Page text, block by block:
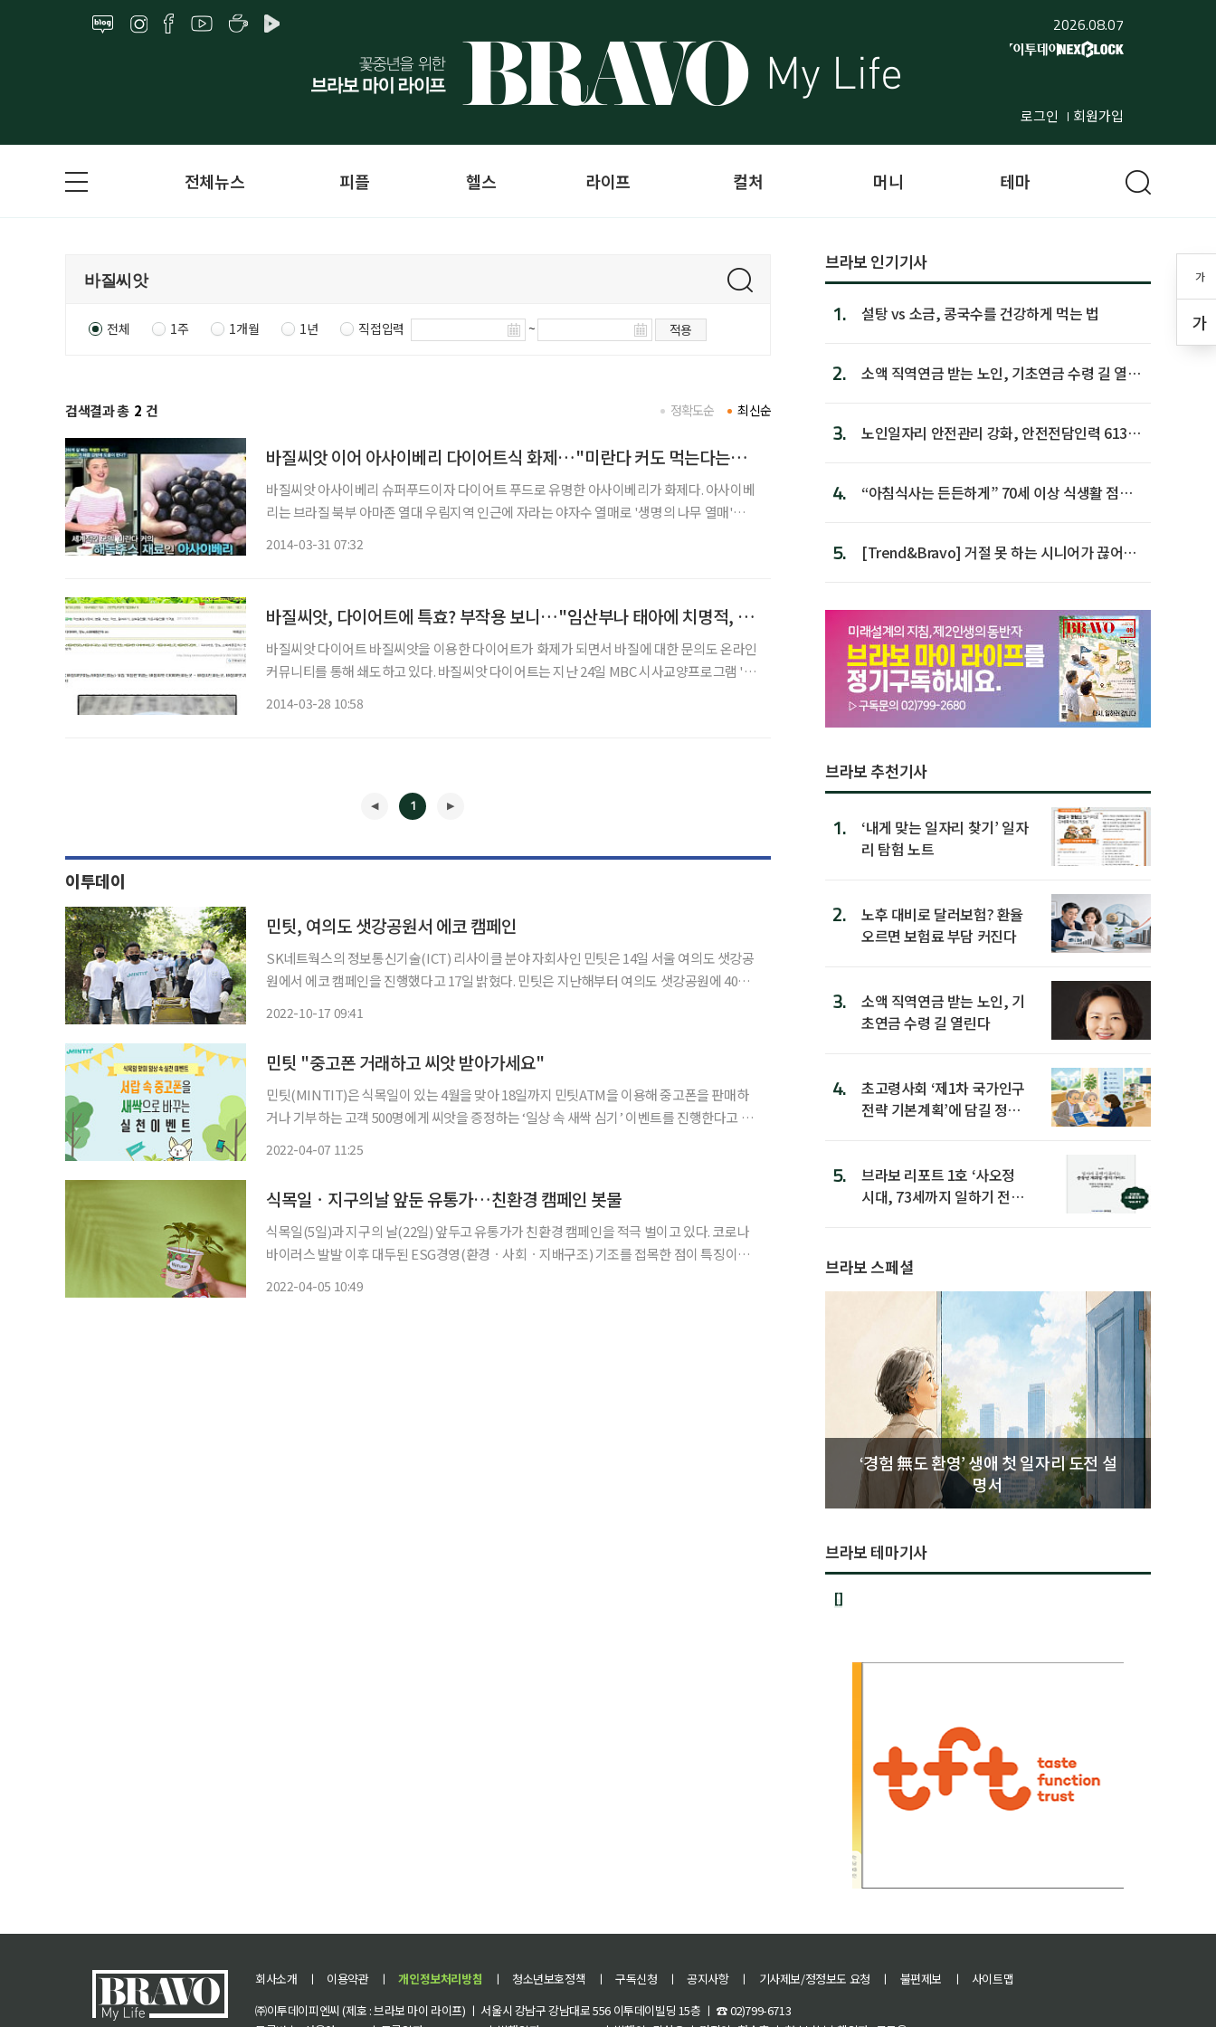
2026.08.07
로그인 회원가입
가
가
전체뉴스 피플 헬스 라이프 컬처 머니 테마
전체 1주 1개월 1년 직접입력 ~ 적용
검색결과 총 2 건 최신순
정확도순
바질씨앗 이어 아사이베리 다이어트식 화제…"미란다 커도 먹는다는데 난 왜 안먹고 있었지?"
바질씨앗 아사이베리 슈퍼푸드이자 다이어트 푸드로 유명한 아사이베리가 화제다. 아사이베
리는 브라질 북부 아마존 열대 우림지역 인근에 자라는 야자수 열매로 '생명의 나무 열매'라
2014-03-31 07:32
바질씨앗, 다이어트에 특효? 부작용 보니…"임산부나 태아에 치명적, 왜?"
바질씨앗 다이어트 바질씨앗을 이용한 다이어트가 화제가 되면서 바질에 대한 문의도 온라인
커뮤니티를 통해 쇄도하고 있다. 바질씨앗 다이어트는 지난 24일 MBC 시사교양프로그램 '생
2014-03-28 10:58
1
이투데이
민팃, 여의도 샛강공원서 에코 캠페인
SK네트웍스의 정보통신기술(ICT) 리사이클 분야 자회사인 민팃은 14일 서울 여의도 샛강공
원에서 에코 캠페인을 진행했다고 17일 밝혔다. 민팃은 지난해부터 여의도 샛강공원에 4000
2022-10-17 09:41
민팃 "중고폰 거래하고 씨앗 받아가세요"
민팃(MINTIT)은 식목일이 있는 4월을 맞아 18일까지 민팃ATM을 이용해 중고폰을 판매하
거나 기부하는 고객 500명에게 씨앗을 증정하는 ‘일상 속 새싹 심기’ 이벤트를 진행한다고 7
2022-04-07 11:25
식목일ㆍ지구의날 앞둔 유통가…친환경 캠페인 봇물
식목일(5일)과 지구의 날(22일) 앞두고 유통가가 친환경 캠페인을 적극 벌이고 있다. 코로나
바이러스 발발 이후 대두된 ESG경영(환경ㆍ사회ㆍ지배구조) 기조를 접목한 점이 특징이다.
2022-04-05 10:49
브라보 인기기사
1. 설탕 vs 소금, 콩국수를 건강하게 먹는 법
2.
소액 직역연금 받는 노인, 기초연금 수령 길 열린
3.
노인일자리 안전관리 강화, 안전전담인력 613명
4.
“아침식사는 든든하게” 70세 이상 식생활 점수
5.
[Trend&Bravo] 거절 못 하는 시니어가 끊어야
브라보 추천기사
1.
‘내게 맞는 일자리 찾기’ 일자
리 탐험 노트
2.
노후 대비로 달러보험? 환율
오르면 보험료 부담 커진다
3.
소액 직역연금 받는 노인, 기
초연금 수령 길 열린다
4.
초고령사회 ‘제1차 국가인구
전략 기본계획’에 담길 정책
5.
브라보 리포트 1호 ‘사오정
시대, 73세까지 일하기 전략’
브라보 스페셜
‘경험 無도 환영’ 생애 첫 일자리 도전 설
명서
브라보 테마기사
[]
회사소개 ㅣ 이용약관 ㅣ 개인정보처리방침 ㅣ 청소년보호정책 ㅣ 구독신청 ㅣ 공지사항 ㅣ 기사제보/정정보도 요청 ㅣ 불편제보 ㅣ
사이트맵
㈜이투데이피엔씨 (제호 : 브라보 마이 라이프) ㅣ 서울시 강남구 강남대로 556 이투데이빌딩 15층 ㅣ ☎ 02)799-6713